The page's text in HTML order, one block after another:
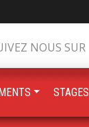
NOUS SUR
STAGES